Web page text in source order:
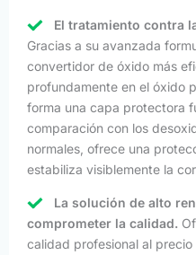
El tratamiento contra
Gracias a su avanzada
convertidor de óxido más
profundamente en el óxido
forma una capa protectora
comparación con los
normales, ofrece una
estabiliza visiblemente la
La solución de alto
comprometer la calidad.
calidad profesional al